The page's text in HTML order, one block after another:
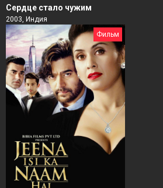
Сердце стало чужим
2003, Индия
Фильм